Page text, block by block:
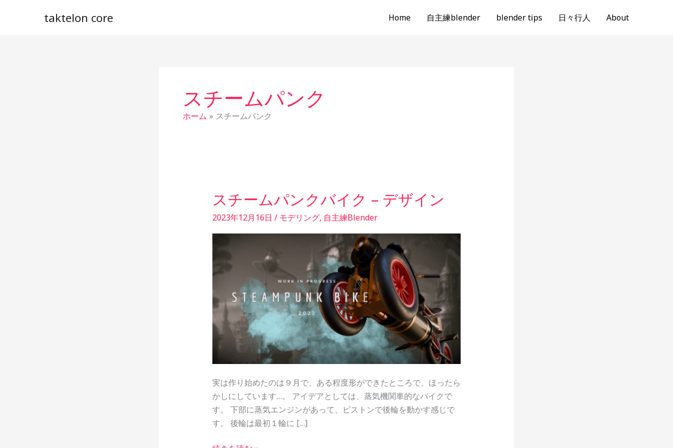
taktelon core Home 自主練blender blender tips 日々行人 About
スチームパンク
ホーム スチームパンク
スチームパンクバイク – デザイン
2023年12月16日 / モデリング, 自主練Blender
実は作り始めたのは９月で、ある程度形ができたところで、ほったら
かしにしています…。 アイデアとしては、蒸気機関車的なバイクで
す。 下部に蒸気エンジンがあって、ピストンで後輪を動かす感じで
す。 後輪は最初１輪に […]
ス
チ
ー
ム
ン
ク
バ
イ
ク
–
ン